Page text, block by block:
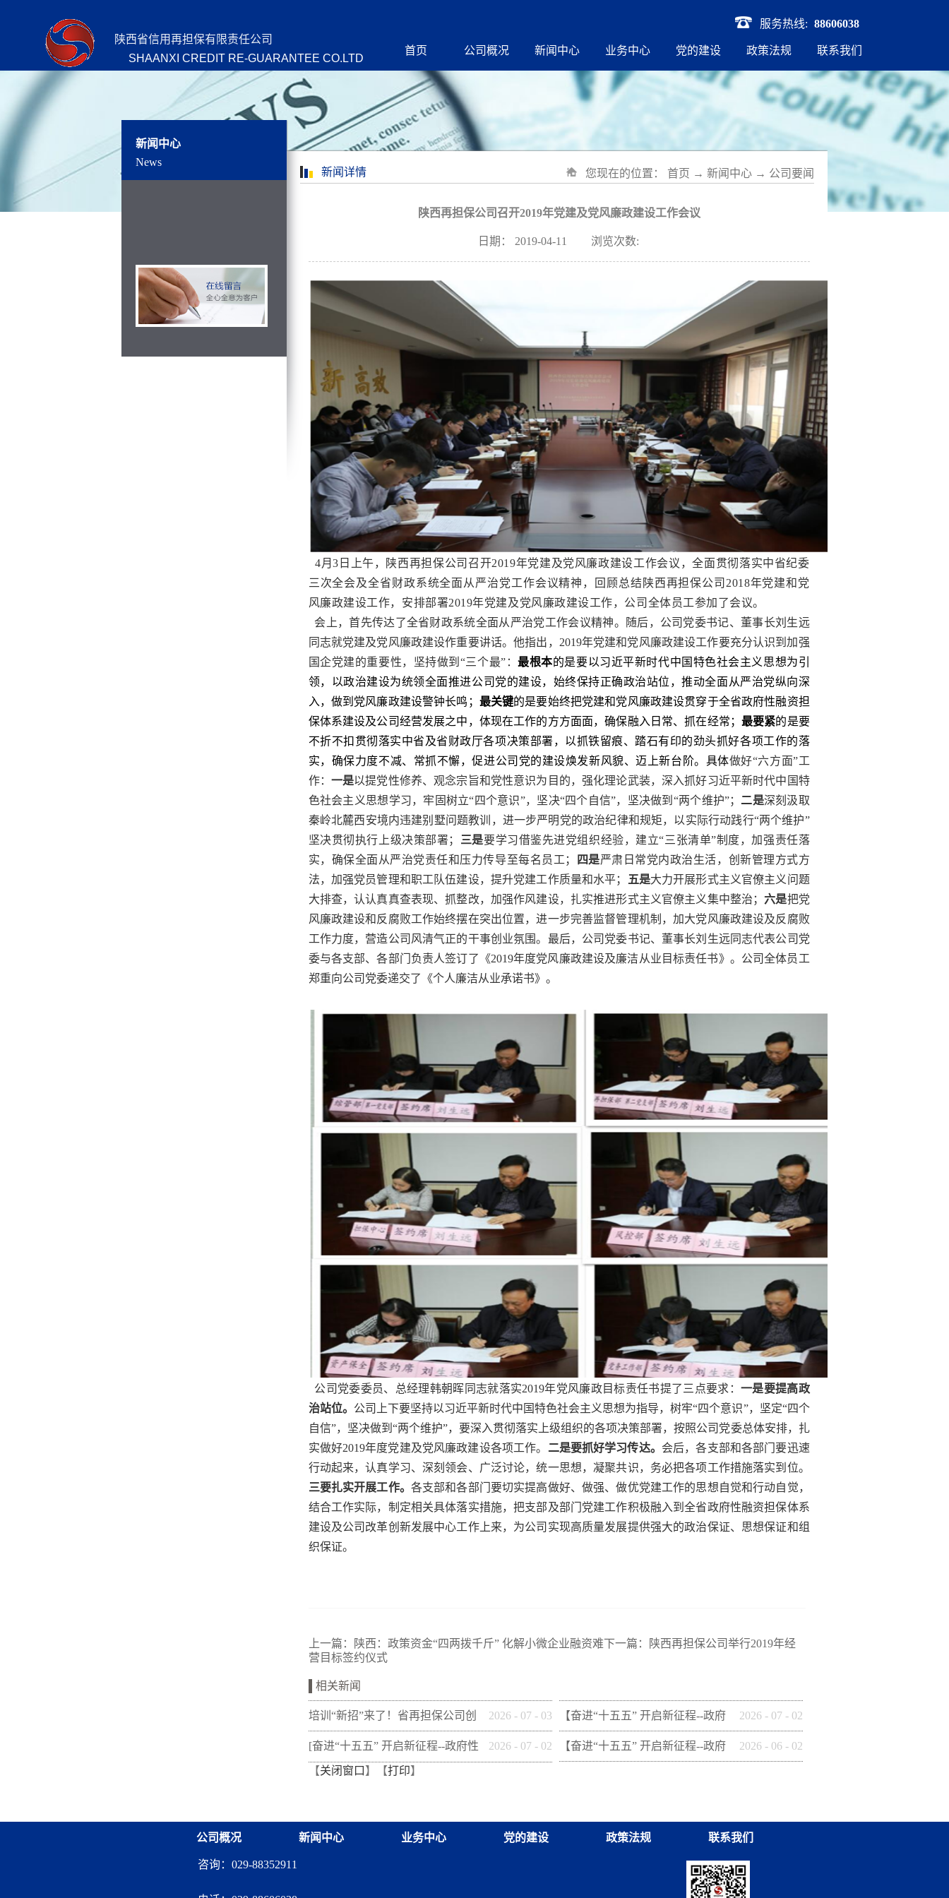
陕西省信用再担保有限责任公司
SHAANXI CREDIT RE-GUARANTEE CO.LTD
服务热线: 88606038
首页 公司概况 新闻中心 业务中心 党的建设 政策法规 联系我们
新闻中心
News
新闻详情
您现在的位置： 首页 → 新闻中心 → 公司要闻
陕西再担保公司召开2019年党建及党风廉政建设工作会议
日期： 2019-04-11 浏览次数:
4月3日上午，陕西再担保公司召开2019年党建及党风廉政建设工作会议，全面贯彻落实中省纪委
三次全会及全省财政系统全面从严治党工作会议精神，回顾总结陕西再担保公司2018年党建和党
风廉政建设工作，安排部署2019年党建及党风廉政建设工作，公司全体员工参加了会议。
会上，首先传达了全省财政系统全面从严治党工作会议精神。随后，公司党委书记、董事长刘生远
同志就党建及党风廉政建设作重要讲话。他指出，2019年党建和党风廉政建设工作要充分认识到加强
国企党建的重要性，坚持做到“三个最”：最根本的是要以习近平新时代中国特色社会主义思想为引
领， 以政治建设为统领全面推进公司党的建设，始终保持正确政治站位，推动全面从严治党纵向深
入，做到党风廉政建设警钟长鸣； 最关键的是要始终把党建和党风廉政建设贯穿于全省政府性融资担
保体系建设及公司经营发展之中，体现在工作的方方面面，确保融入日常、抓在经常； 最要紧的是要
不折不扣贯彻落实中省及省财政厅各项决策部署，以抓铁留痕、踏石有印的劲头抓好各项工作的落
实，确保力度不减、常抓不懈，促进公司党的建设焕发新风貌、迈上新台阶。具体做好“六方面”工
作： 一是以提党性修养、观念宗旨和党性意识为目的，强化理论武装，深入抓好习近平新时代中国特
色社会主义思想学习，牢固树立“四个意识”，坚决“四个自信”，坚决做到“两个维护”； 二是深刻汲取
秦岭北麓西安境内违建别墅问题教训，进一步严明党的政治纪律和规矩，以实际行动践行“两个维护”
坚决贯彻执行上级决策部署； 三是要学习借鉴先进党组织经验，建立“三张清单”制度，加强责任落
实，确保全面从严治党责任和压力传导至每名员工；
四是严肃日常党内政治生活，创新管理方式方
法，加强党员管理和职工队伍建设，提升党建工作质量和水平；
五是大力开展形式主义官僚主义问题
大排查，认认真真查表现、抓整改，加强作风建设，扎实推进形式主义官僚主义集中整治； 六是把党
风廉政建设和反腐败工作始终摆在突出位置，进一步完善监督管理机制，加大党风廉政建设及反腐败
工作力度，营造公司风清气正的干事创业氛围。最后，公司党委书记、董事长刘生远同志代表公司党
委与各支部、各部门负责人签订了《2019年度党风廉政建设及廉洁从业目标责任书》。公司全体员工
郑重向公司党委递交了《个人廉洁从业承诺书》。
公司党委委员、总经理韩朝晖同志就落实2019年党风廉政目标责任书提了三点要求：一是要提高政
治站位。 公司上下要坚持以习近平新时代中国特色社会主义思想为指导，树牢“四个意识”，坚定“四个
自信”，坚决做到“两个维护”，要深入贯彻落实上级组织的各项决策部署，按照公司党委总体安排，扎
实做好2019年度党建及党风廉政建设各项工作。 二是要抓好学习传达。 会后，各支部和各部门要迅速
行动起来，认真学习、深刻领会、广泛讨论，统一思想，凝聚共识，务必把各项工作措施落实到位。
三要扎实开展工作。 各支部和各部门要切实提高做好、做强、做优党建工作的思想自觉和行动自觉，
结合工作实际，制定相关具体落实措施，把支部及部门党建工作积极融入到全省政府性融资担保体系
建设及公司改革创新发展中心工作上来，为公司实现高质量发展提供强大的政治保证、思想保证和组
织保证。
上一篇： 陕西：政策资金“四两拨千斤” 化解小微企业融资难下一篇：
陕西再担保公司举行2019年经
营目标签约仪式
相关新闻
培训“新招”来了！省再担保公司创
新"以审代训"， 让政策学习
从"听"变"练"
2026 - 07 - 03 【奋进“十五五” 开启新征程--政府
性融资担保体系这样做】(十四)安康
2026 - 07 - 02
[奋进“十五五” 开启新征程--政府性
融资担保体系这样做](十三)咸阳市
2026 - 07 - 02 【奋进“十五五” 开启新征程--政府 2026 - 06 - 02
【关闭窗口 】【打印】
公司概况 新闻中心 业务中心 党的建设 政策法规 联系我们
咨询：029-88352911